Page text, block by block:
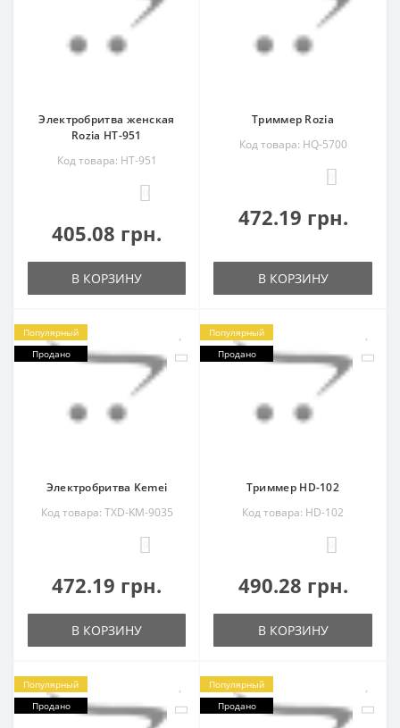
Электробритва женская
Rozia HT-951
Код товара: HT-951
405.08 грн.
В КОРЗИНУ
Триммер Rozia
Код товара: HQ-5700
472.19 грн.
В КОРЗИНУ
Популярный
Продано
Электробритва Kemei
Код товара: TXD-KM-9035
472.19 грн.
В КОРЗИНУ
Популярный
Продано
Триммер HD-102
Код товара: HD-102
490.28 грн.
В КОРЗИНУ
Популярный
Продано
Популярный
Продано